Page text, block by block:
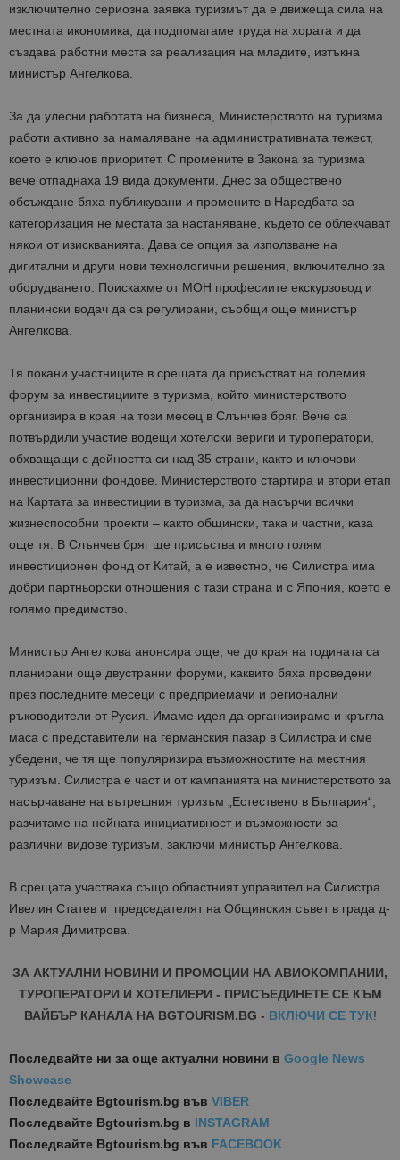
изключително сериозна заявка туризмът да е движеща сила на
местната икономика, да подпомагаме труда на хората и да
създава работни места за реализация на младите, изтъкна
министър Ангелкова.
За да улесни работата на бизнеса, Министерството на туризма
работи активно за намаляване на административната тежест,
което е ключов приоритет. С промените в Закона за туризма
вече отпаднаха 19 вида документи. Днес за обществено
обсъждане бяха публикувани и промените в Наредбата за
категоризация не местата за настаняване, където се облекчават
някои от изискванията. Дава се опция за използване на
дигитални и други нови технологични решения, включително за
оборудването. Поискахме от МОН професиите екскурзовод и
планински водач да са регулирани, съобщи още министър
Ангелкова.
Тя покани участниците в срещата да присъстват на големия
форум за инвестициите в туризма, който министерството
организира в края на този месец в Слънчев бряг. Вече са
потвърдили участие водещи хотелски вериги и туроператори,
обхващащи с дейността си над 35 страни, както и ключови
инвестиционни фондове. Министерството стартира и втори етап
на Картата за инвестиции в туризма, за да насърчи всички
жизнеспособни проекти – както общински, така и частни, каза
още тя. В Слънчев бряг ще присъства и много голям
инвестиционен фонд от Китай, а е известно, че Силистра има
добри партньорски отношения с тази страна и с Япония, което е
голямо предимство.
Министър Ангелкова анонсира още, че до края на годината са
планирани още двустранни форуми, каквито бяха проведени
през последните месеци с предприемачи и регионални
ръководители от Русия. Имаме идея да организираме и кръгла
маса с представители на германския пазар в Силистра и сме
убедени, че тя ще популяризира възможностите на местния
туризъм. Силистра е част и от кампанията на министерството за
насърчаване на вътрешния туризъм „Естествено в България“,
разчитаме на нейната инициативност и възможности за
различни видове туризъм, заключи министър Ангелкова.
В срещата участваха също областният управител на Силистра
Ивелин Статев и председателят на Общинския съвет в града д-
р Мария Димитрова.
ЗА АКТУАЛНИ НОВИНИ И ПРОМОЦИИ НА АВИОКОМПАНИИ,
ТУРОПЕРАТОРИ И ХОТЕЛИЕРИ - ПРИСЪЕДИНЕТЕ СЕ КЪМ
ВАЙБЪР КАНАЛА НА BGTOURISM.BG - ВКЛЮЧИ СЕ ТУК!
Последвайте ни за още актуални новини в Google News
Showcase
Последвайте Bgtourism.bg във VIBER
Последвайте Bgtourism.bg в INSTAGRAM
Последвайте Bgtourism.bg във FACEBOOK